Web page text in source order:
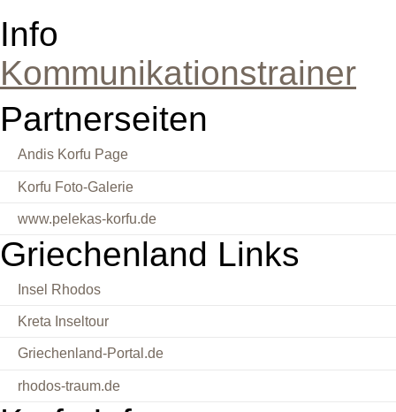
Info
Kommunikationstrainer
Partnerseiten
Andis Korfu Page
Korfu Foto-Galerie
www.pelekas-korfu.de
Griechenland Links
Insel Rhodos
Kreta Inseltour
Griechenland-Portal.de
rhodos-traum.de